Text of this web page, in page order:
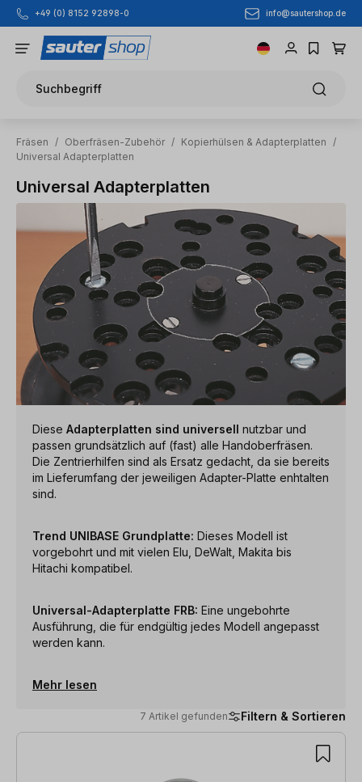
Zum Hauptinhalt springen
+49 (0) 8152 92898-0 info@sautershop.de
Suchbegriff
Fräsen / Oberfräsen-Zubehör / Kopierhülsen & Adapterplatten
/
Universal Adapterplatten
Universal Adapterplatten
Diese Adapterplatten sind universell nutzbar und
passen grundsätzlich auf (fast) alle Handoberfräsen.
Die Zentrierhilfen sind als Ersatz gedacht, da sie bereits
im Lieferumfang der jeweiligen Adapter-Platte enhtalten
sind.
Trend UNIBASE Grundplatte: Dieses Modell ist
vorgebohrt und mit vielen Elu, DeWalt, Makita bis
Hitachi kompatibel.
Universal-Adapterplatte FRB: Eine ungebohrte
Ausführung, die für endgültig jedes Modell angepasst
werden kann.
Mehr lesen
7 Artikel gefunden Filtern & Sortieren
7 Artikel gefunden